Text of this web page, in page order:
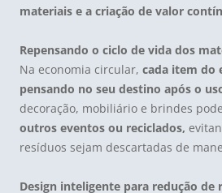
materiais e a criação de valor
Repensando o ciclo de vida dos
Na economia circular, cada item do
pensando no seu destino após o
decoração, mobiliário e brindes
outros eventos ou reciclados,
resíduos sejam descartadas de
Design inteligente para redução de